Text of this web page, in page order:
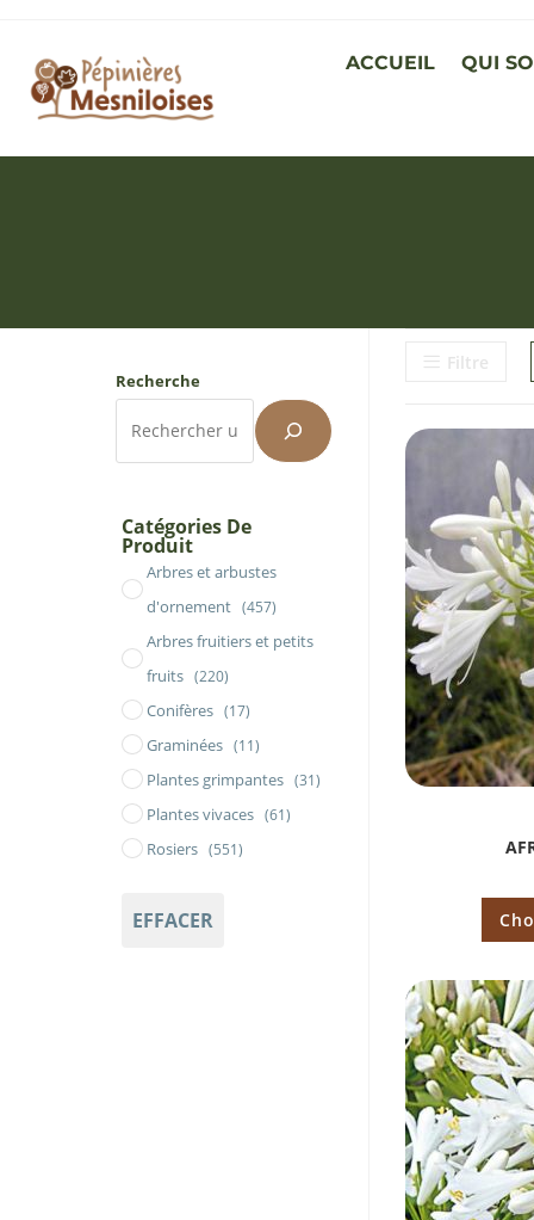
ACCUEIL QUI
Recherche
Catégories De
Produit
Arbres et arbustes
d'ornement (457)
Arbres fruitiers et petits
fruits (220)
Conifères (17)
Graminées (11)
Plantes grimpantes (31)
Plantes vivaces (61)
Rosiers (551)
EFFACER
Filtre